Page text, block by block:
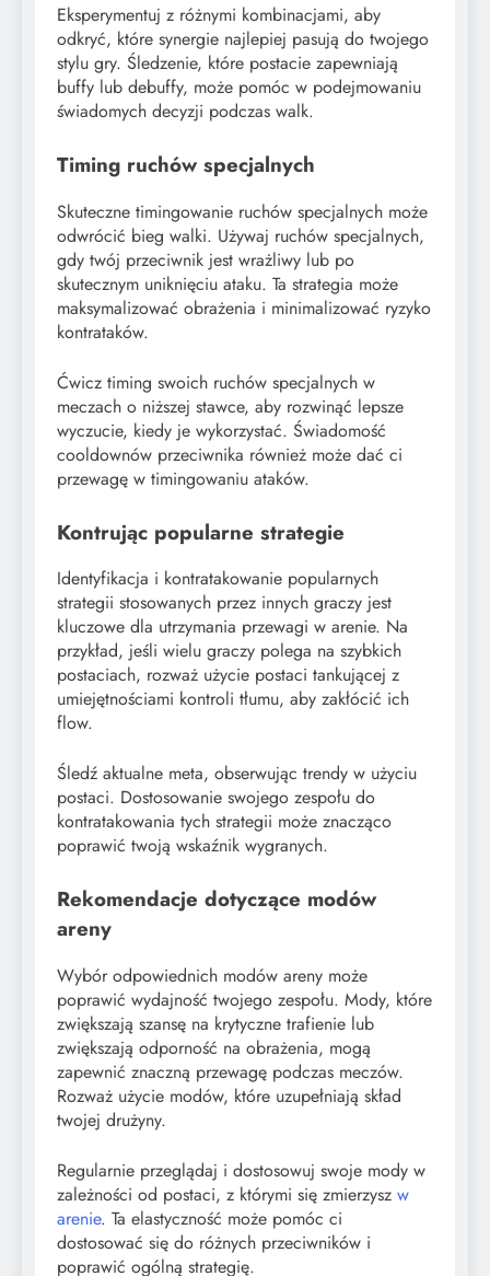
Eksperymentuj z różnymi kombinacjami, aby
odkryć, które synergie najlepiej pasują do twojego
stylu gry. Śledzenie, które postacie zapewniają
buffy lub debuffy, może pomóc w podejmowaniu
świadomych decyzji podczas walk.
Timing ruchów specjalnych
Skuteczne timingowanie ruchów specjalnych może
odwrócić bieg walki. Używaj ruchów specjalnych,
gdy twój przeciwnik jest wrażliwy lub po
skutecznym uniknięciu ataku. Ta strategia może
maksymalizować obrażenia i minimalizować ryzyko
kontrataków.
Ćwicz timing swoich ruchów specjalnych w
meczach o niższej stawce, aby rozwinąć lepsze
wyczucie, kiedy je wykorzystać. Świadomość
cooldownów przeciwnika również może dać ci
przewagę w timingowaniu ataków.
Kontrując popularne strategie
Identyfikacja i kontratakowanie popularnych
strategii stosowanych przez innych graczy jest
kluczowe dla utrzymania przewagi w arenie. Na
przykład, jeśli wielu graczy polega na szybkich
postaciach, rozważ użycie postaci tankującej z
umiejętnościami kontroli tłumu, aby zakłócić ich
flow.
Śledź aktualne meta, obserwując trendy w użyciu
postaci. Dostosowanie swojego zespołu do
kontratakowania tych strategii może znacząco
poprawić twoją wskaźnik wygranych.
Rekomendacje dotyczące modów
areny
Wybór odpowiednich modów areny może
poprawić wydajność twojego zespołu. Mody, które
zwiększają szansę na krytyczne trafienie lub
zwiększają odporność na obrażenia, mogą
zapewnić znaczną przewagę podczas meczów.
Rozważ użycie modów, które uzupełniają skład
twojej drużyny.
Regularnie przeglądaj i dostosowuj swoje mody w
zależności od postaci, z którymi się zmierzysz w
arenie. Ta elastyczność może pomóc ci
dostosować się do różnych przeciwników i
poprawić ogólną strategię.